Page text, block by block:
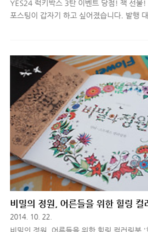
YES24 럭키박스 3탄 이벤트 당첨! 책 선물!
포스팅이 갑자기 하고 싶어졌습니다. 발행
를 운영중인 블로거분들을 대상으로 기본
벤트 뿐만 아니라 다양한 주제로 글을 작성
행하거나, 벙개 이벤트, 복불복 이벤트를
개인적으로 운영 중인 여러 블로그들에 비
하는 것은 아니지만, YES24에서 블로그를
이 상당함을 알고 있어서 즐겨찾기 해두고
나옵..
비밀의 정원, 어른들을 위한 힐링 컬
2014. 10. 22.
비밀의 정원, 어른들을 위한 힐링 컬러링북